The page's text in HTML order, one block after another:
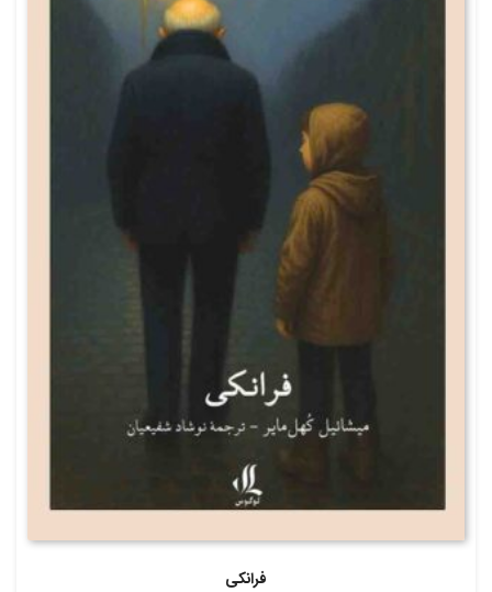
فرانکی